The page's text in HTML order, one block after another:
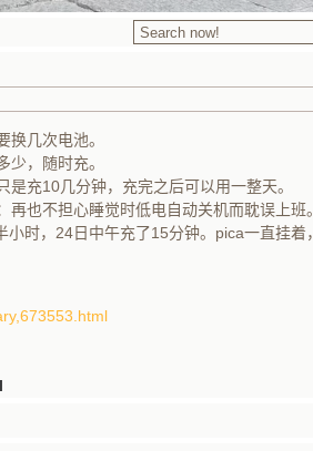
几次电池。
，随时充。
充10几分钟，充完之后可以用一整天。
也不担心睡觉时低电自动关机而耽误上班。
时，24日中午充了15分钟。pica一直挂